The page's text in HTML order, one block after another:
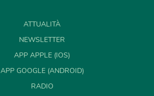
ATTUALITÀ
NEWSLETTER
APP APPLE (IOS)
APP GOOGLE (ANDROID)
RADIO